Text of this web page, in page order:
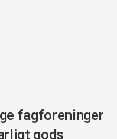
fagforeninger
gods